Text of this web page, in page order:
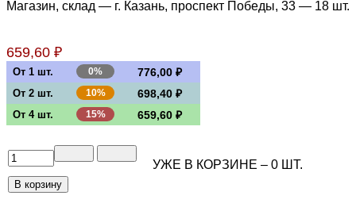
Магазин, склад — г. Казань, проспект Победы, 33 — 18 шт.
659,60 ₽
От 1 шт. 0% 776,00 ₽
От 2 шт. 10% 698,40 ₽
От 4 шт. 15% 659,60 ₽
УЖЕ В КОРЗИНЕ – 0 ШТ.